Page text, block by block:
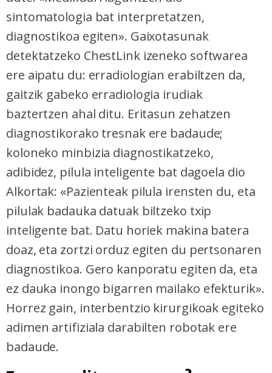
erabiltzeko baimen esplizitua ematen diguzu.
sintomatologia bat interpretatzen,
diagnostikoa egiten». Gaixotasunak
detektatzeko ChestLink izeneko softwarea
ere aipatu du: erradiologian erabiltzen da,
gaitzik gabeko erradiologia irudiak
baztertzen ahal ditu. Eritasun zehatzen
diagnostikorako tresnak ere badaude;
koloneko minbizia diagnostikatzeko,
adibidez, pilula inteligente bat dagoela dio
Alkortak: «Pazienteak pilula irensten du, eta
pilulak badauka datuak biltzeko txip
inteligente bat. Datu horiek makina batera
doaz, eta zortzi orduz egiten du pertsonaren
diagnostikoa. Gero kanporatu egiten da, eta
ez dauka inongo bigarren mailako efekturik».
Horrez gain, interbentzio kirurgikoak egiteko
adimen artifiziala darabilten robotak ere
badaude.